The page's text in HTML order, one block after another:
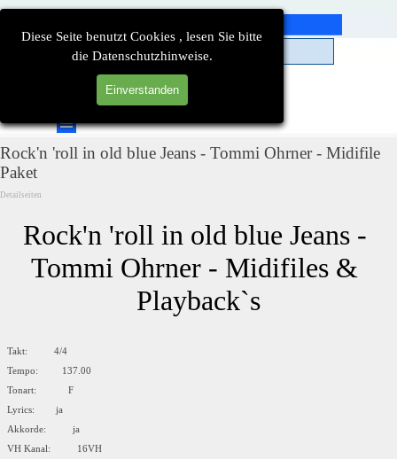
Diese Seite benutzt Cookies , lesen Sie bitte
die Datenschutzhinweise.
Einverstanden
Direkt zum Seiteninhalt
Menü überspringen
Rock'n 'roll in old blue Jeans - Tommi Ohrner - Midifile
Paket
Detailseiten
Rock'n 'roll in old blue Jeans -
Tommi Ohrner - Midifiles &
Playback`s
Takt: 4/4
Tempo: 137.00
Tonart: F
Lyrics: ja
Akkorde: ja
VH Kanal: 16VH